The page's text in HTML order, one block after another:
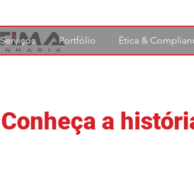
Serviços Portfólio Ética &
Conheça a